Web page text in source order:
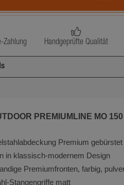
Zahlung Handgeprüfte Qualität
null
PREMIUMLINE MO
Premium
in klassisch-modernem Design
Premiumfronten, farbig,
Stangengriffe matt